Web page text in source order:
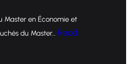
Master en Économie et
du Master… Read